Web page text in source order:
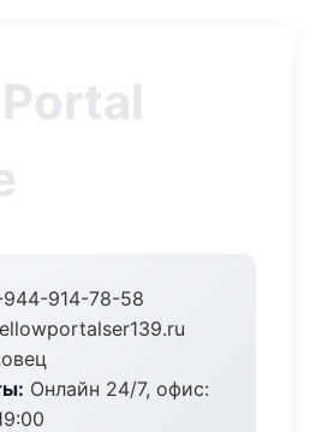
914-78-58
Онлайн 24/7, офис: